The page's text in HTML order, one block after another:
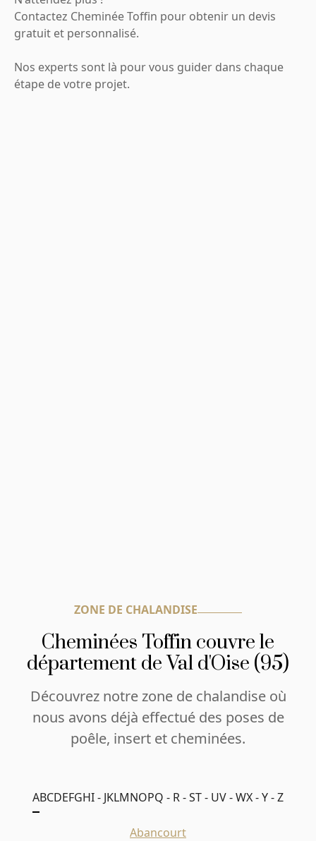
Contactez Cheminée Toffin pour obtenir un devis
gratuit et personnalisé.
Nos experts sont là pour vous guider dans chaque
étape de votre projet.
ZONE DE CHALANDISE
Cheminées Toffin couvre le
département de Val d'Oise (95)
Découvrez notre zone de chalandise où
nous avons déjà effectué des poses de
poêle, insert et cheminées.
ABCDEFGHI - JKLMNOPQ - R - ST - UV - WX - Y - Z
Abancourt